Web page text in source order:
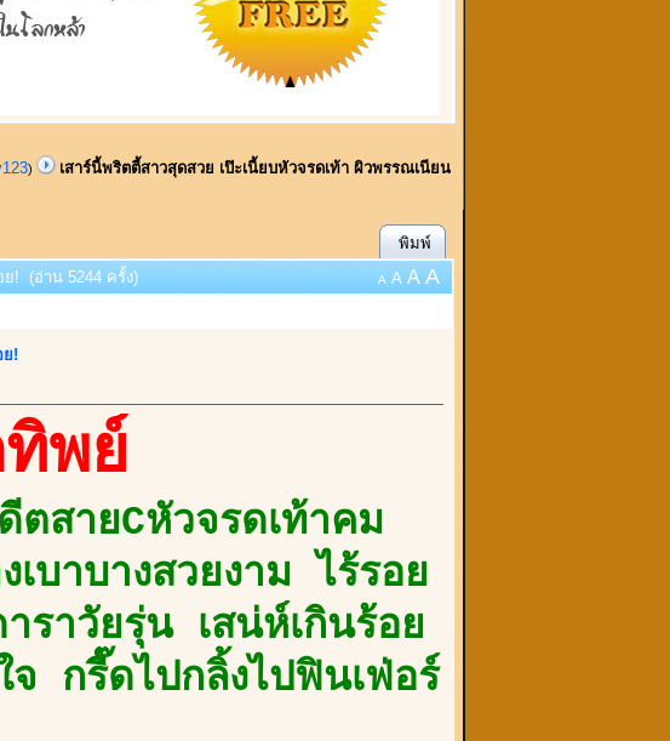
)
เสาร์นี้พริตตี้สาวสุดสวย เป๊ะเนี้ยบหัวจรดเท้า ผิวพรรณเนียน
พิมพ์
ย! (อ่าน 5244 ครั้ง) A A A A
ย!
พย์
สายCหัวจรดเท้าคม
เบาบางสวยงาม ไร้รอย
าวัยรุ่น เสน่ห์เกินร้อย
กรี๊ดไปกลิ้งไปฟินเฟ่อร์